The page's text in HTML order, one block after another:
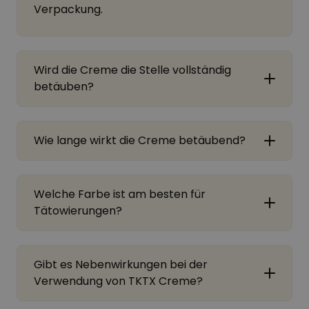
Verpackung.
Wird die Creme die Stelle vollständig
betäuben?
Wie lange wirkt die Creme betäubend?
Welche Farbe ist am besten für
Tätowierungen?
Gibt es Nebenwirkungen bei der
Verwendung von TKTX Creme?